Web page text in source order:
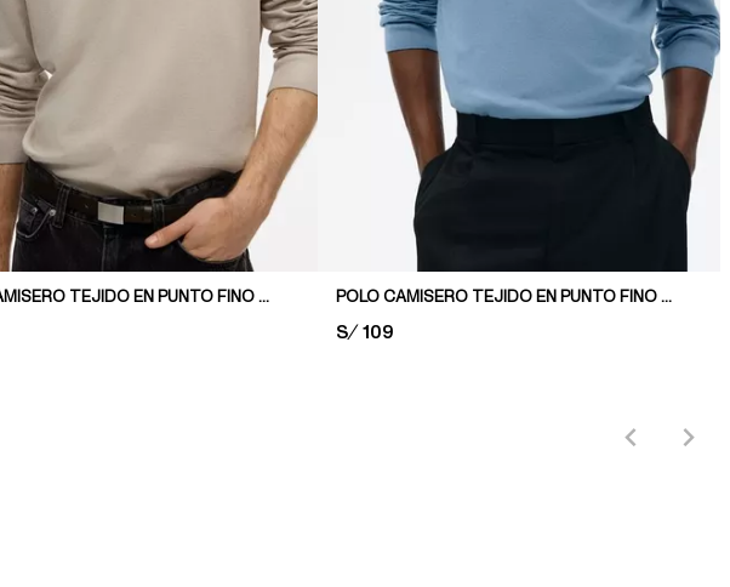
POLO CAMISERO TEJIDO EN PUNTO FINO REGULAR FIT POLO CAMISERO TEJIDO EN PUNTO FINO REGULAR FIT
PRICE:
S/ 109